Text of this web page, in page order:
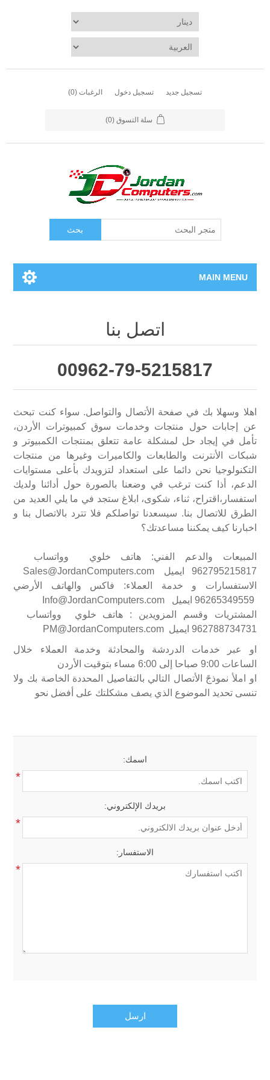
تسجيل جديد تسجيل دخول الرغبات (0)
سلة التسوق (0)
بحث
MAIN MENU
العلامات التجارية
00962-79-5215817
تسوق وفق الماركة
المدونة
اتصل بنا
00962-79-5215817
اهلا وسهلا بك في صفحة الأتصال والتواصل. سواء كنت تبحث
عن إجابات حول منتجات وخدمات سوق كمبيوترات الأردن،
تأمل في إيجاد حل لمشكلة عامة تتعلق بمنتجات الكمبيوتر و
شبكات الأنترنت والطابعات والكاميرات وغيرها من منتجات
التكنولوجيا نحن دائما على استعداد لتزويدك بأعلى مستوايات
الدعم، أذا كنت ترغب في وضعنا بالصورة حول أدائنا ولديك
استفسار،اقتراح، ثناء، شكوى، ابلاغ ستجد في ما يلي العديد من
الطرق للاتصال بنا. سيسعدنا تواصلكم فلا تترد بالاتصال بنا و
اخبارنا كيف يمكننا مساعدتك؟
المبيعات والدعم الفني: هاتف خلوي وواتساب
962795215817 ايميل Sales@JordanComputers.com
الاستفسارات و خدمة العملاء: فاكس والهاتف الأرضي
المشتريات وقسم المزويدين : هاتف خلوي وواتساب
962788734731 ايميل PM@JordanComputers.com
او عبر خدمات الدردشة والمحادثة وخدمة العملاء خلال
الساعات 9:00 صباحا إلى 6:00 مساء بتوقيت الأردن
او املأ نموذجً الأتصال التالي بالتفاصيل المحددة الخاصة بك ولا
تنسى تحديد الموضوع الذي يصف مشكلتك على أفضل نحو
اسمك:
*
بريدك الإلكتروني:
*
الاستفسار:
*
ارسل